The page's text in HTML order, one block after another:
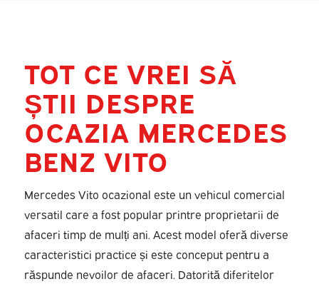
TOT CE VREI SĂ
ȘTII DESPRE
OCAZIA MERCEDES
BENZ VITO
Mercedes Vito ocazional este un vehicul comercial
versatil care a fost popular printre proprietarii de
afaceri timp de mulți ani. Acest model oferă diverse
caracteristici practice și este conceput pentru a
răspunde nevoilor de afaceri. Datorită diferitelor